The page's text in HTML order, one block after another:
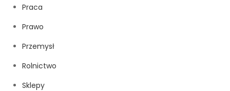
Praca
Prawo
Przemysł
Rolnictwo
Sklepy